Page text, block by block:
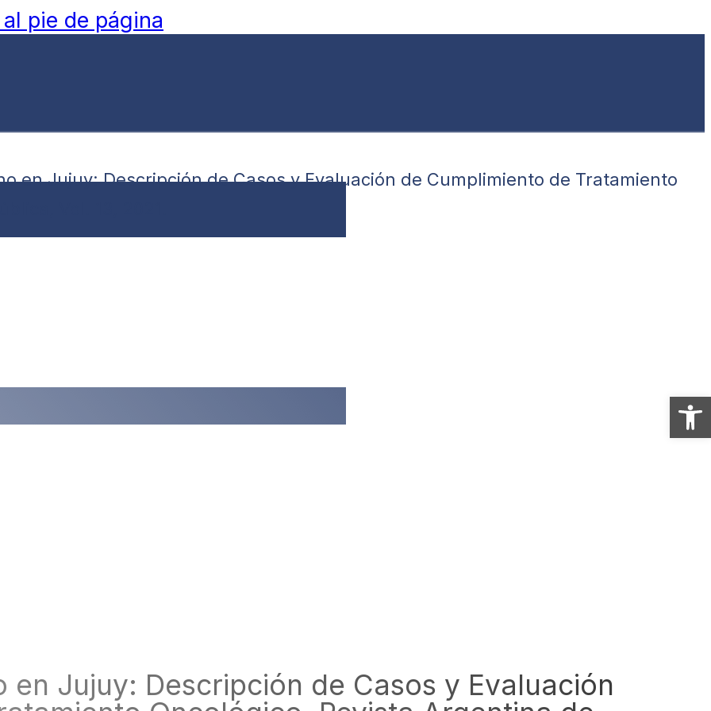
Abrir
pie de página
en Jujuy: Descripción de Casos y Evaluación de Cumplimiento de Tratamiento
Vol. 13, 2021.
Jujuy: Descripción de Casos y Evaluación